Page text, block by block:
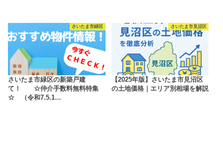
さいたま市緑区
さいたま市緑区の新築戸建
て！ ☆仲介手数料無料特集
☆ （令和7.5.1…
さいたま市見沼区
【2025年版】さいたま市見沼区
の土地価格｜エリア別相場を解説